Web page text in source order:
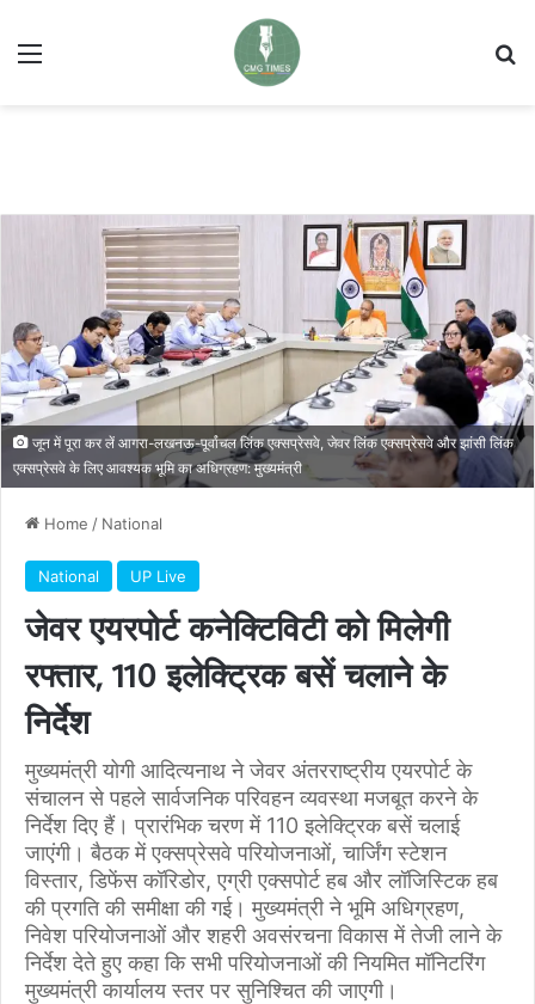
Menu
जून में पूरा कर लें आगरा-लखनऊ-पूर्वांचल लिंक एक्सप्रेसवे, जेवर लिंक एक्सप्रेसवे और झांसी लिंक
एक्सप्रेसवे के लिए आवश्यक भूमि का अधिग्रहण: मुख्यमंत्री
Home / National
National UP Live
जेवर एयरपोर्ट कनेक्टिविटी को मिलेगी
रफ्तार, 110 इलेक्ट्रिक बसें चलाने के
निर्देश
मुख्यमंत्री योगी आदित्यनाथ ने जेवर अंतरराष्ट्रीय एयरपोर्ट के
संचालन से पहले सार्वजनिक परिवहन व्यवस्था मजबूत करने के
निर्देश दिए हैं। प्रारंभिक चरण में 110 इलेक्ट्रिक बसें चलाई
जाएंगी। बैठक में एक्सप्रेसवे परियोजनाओं, चार्जिंग स्टेशन
विस्तार, डिफेंस कॉरिडोर, एग्री एक्सपोर्ट हब और लॉजिस्टिक हब
की प्रगति की समीक्षा की गई। मुख्यमंत्री ने भूमि अधिग्रहण,
निवेश परियोजनाओं और शहरी अवसंरचना विकास में तेजी लाने के
निर्देश देते हुए कहा कि सभी परियोजनाओं की नियमित मॉनिटरिंग
मुख्यमंत्री कार्यालय स्तर पर सुनिश्चित की जाएगी।